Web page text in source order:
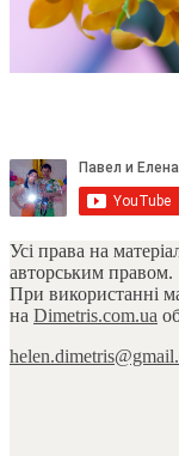
Усі права на
авторським правом.
При використанні
на Dimetris.com.ua